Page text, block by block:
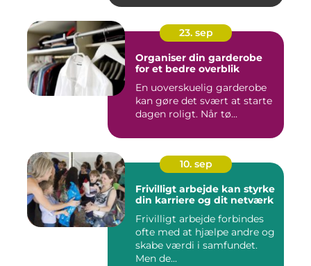
23. sep
Organiser din garderobe
for et bedre overblik
En uoverskuelig garderobe
kan gøre det svært at starte
dagen roligt. Når tø...
10. sep
Frivilligt arbejde kan styrke
din karriere og dit netværk
Frivilligt arbejde forbindes
ofte med at hjælpe andre og
skabe værdi i samfundet.
Men de...